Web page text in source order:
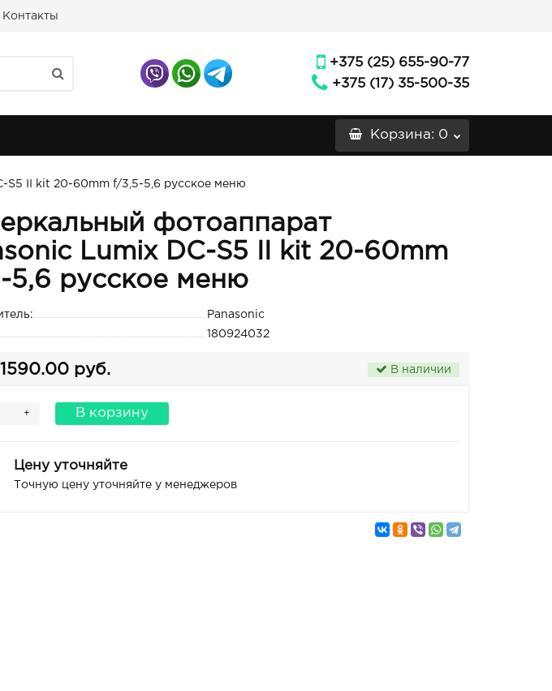
Контакты
+375 (25) 655-90-77
+375 (17) 35-500-35
Корзина: 0
S5 II kit 20-60mm f/3,5-5,6 русское меню
фотоаппарат
Lumix DC-S5 II kit 20-60mm
5,6 русское меню
Panasonic
180924032
руб. В наличии
+ В корзину
Цену уточняйте
Точную цену уточняйте у менеджеров